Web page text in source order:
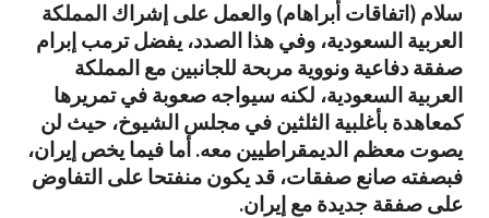
سلام (اتفاقات أبراهام) والعمل على إشراك المملكة
العربية السعودية، وفي هذا الصدد، يفضل ترمب إبرام
صفقة دفاعية ونووية مربحة للجانبين مع المملكة
العربية السعودية، لكنه سيواجه صعوبة في تمريرها
كمعاهدة بأغلبية الثلثين في مجلس الشيوخ، حيث لن
يصوت معظم الديمقراطيين معه. أما فيما يخص إيران،
فبصفته صانع صفقات، قد يكون منفتحا على التفاوض
على صفقة جديدة مع إيران.